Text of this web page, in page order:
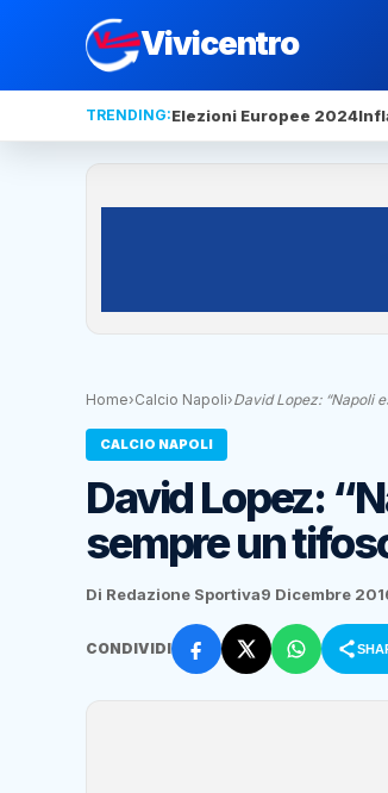
Vivicentro
TRENDING:Elezioni Europee 2024
Home›Calcio Napoli›David Lopez: “Napoli
CALCIO NAPOLI
David Lopez:
sempre un
Di Redazione Sportiva9 Dicembre
CONDIVIDI